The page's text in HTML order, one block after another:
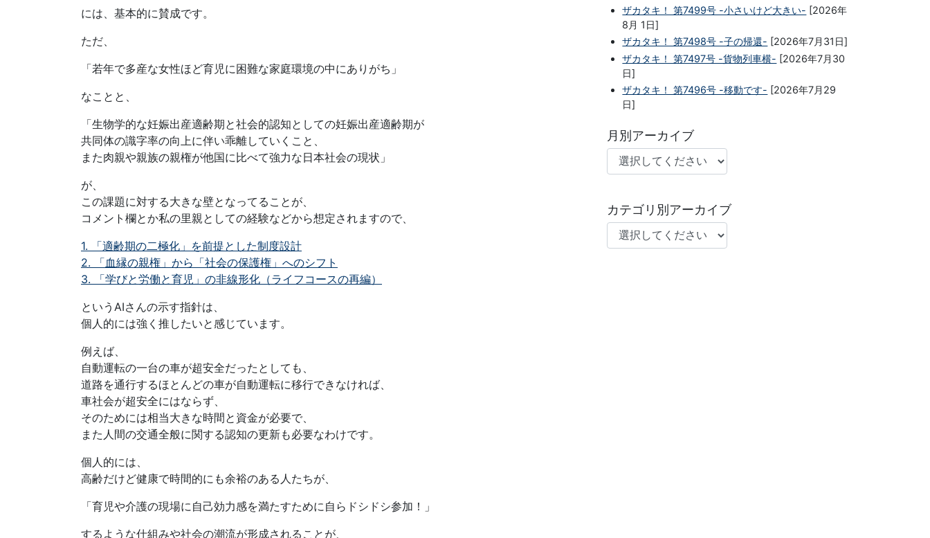
には、基本的に賛成です。
ただ、
「若年で多産な女性ほど育児に困難な家庭環境の中にありがち」
なことと、
「生物学的な妊娠出産適齢期と社会的認知としての妊娠出産適齢期が
共同体の識字率の向上に伴い乖離していくこと、
また肉親や親族の親権が他国に比べて強力な日本社会の現状」
が、
この課題に対する大きな壁となってることが、
コメント欄とか私の里親としての経験などから想定されますので、
1. 「適齢期の二極化」を前提とした制度設計
2. 「血縁の親権」から「社会の保護権」へのシフト
3. 「学びと労働と育児」の非線形化（ライフコースの再編）
というAIさんの示す指針は、
個人的には強く推したいと感じています。
例えば、
自動運転の一台の車が超安全だったとしても、
道路を通行するほとんどの車が自動運転に移行できなければ、
車社会が超安全にはならず、
そのためには相当大きな時間と資金が必要で、
また人間の交通全般に関する認知の更新も必要なわけです。
個人的には、
高齢だけど健康で時間的にも余裕のある人たちが、
「育児や介護の現場に自己効力感を満たすために自らドシドシ参加！」
するような仕組みや社会の潮流が形成されることが、
ザカタキ！ 第7499号 -小さいけど大きい- [2026年
8月 1日]
ザカタキ！ 第7498号 -子の帰還- [2026年7月31日]
ザカタキ！ 第7497号 -貨物列車横- [2026年7月30
日]
ザカタキ！ 第7496号 -移動です- [2026年7月29
日]
月別アーカイブ
カテゴリ別アーカイブ